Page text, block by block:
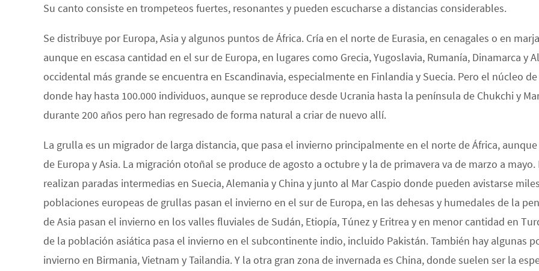
Su canto consiste en trompeteos fuertes, resonantes y pueden escucharse a distancias considerables.
Se distribuye por Europa, Asia y algunos puntos de África. Cría en el norte de Eurasia, en cenagales o en
aunque en escasa cantidad en el sur de Europa, en lugares como Grecia, Yugoslavia, Rumanía, Dinamarca
occidental más grande se encuentra en Escandinavia, especialmente en Finlandia y Suecia. Pero el núcleo
donde hay hasta 100.000 individuos, aunque se reproduce desde Ucrania hasta la península de Chukchi y
durante 200 años pero han regresado de forma natural a criar de nuevo allí.
La grulla es un migrador de larga distancia, que pasa el invierno principalmente en el norte de África,
de Europa y Asia. La migración otoñal se produce de agosto a octubre y la de primavera va de marzo a
realizan paradas intermedias en Suecia, Alemania y China y junto al Mar Caspio donde pueden avistarse
poblaciones europeas de grullas pasan el invierno en el sur de Europa, en las dehesas y humedales de la
de Asia pasan el invierno en los valles fluviales de Sudán, Etiopía, Túnez y Eritrea y en menor cantidad en
de la población asiática pasa el invierno en el subcontinente indio, incluido Pakistán. También hay algunas
invierno en Birmania, Vietnam y Tailandia. Y la otra gran zona de invernada es China, donde suelen ser la